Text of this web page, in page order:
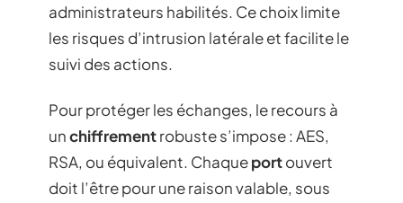
administrateurs habilités. Ce choix limite
les risques d’intrusion latérale et facilite le
suivi des actions.
Pour protéger les échanges, le recours à
unchiffrementrobuste s’impose : AES,
RSA, ou équivalent. Chaqueportouvert
doit l’être pour une raison valable, sous